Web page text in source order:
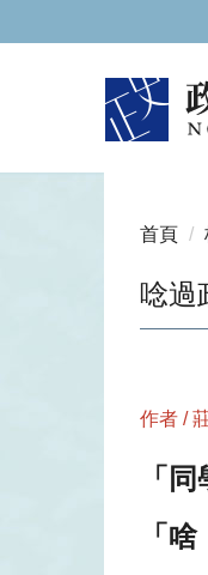
到
首頁
唸過
作者 /
「
「啥